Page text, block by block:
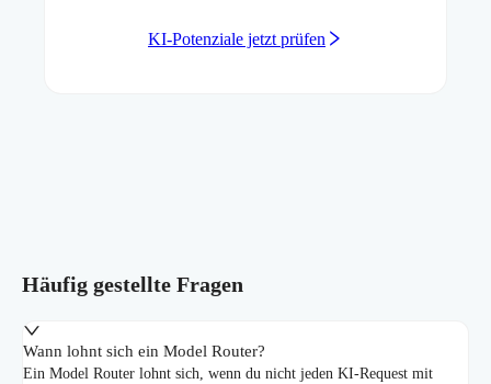
KI-Potenziale jetzt prüfen
Häufig gestellte Fragen
Wann lohnt sich ein Model Router?
Ein Model Router lohnt sich, wenn du nicht jeden KI-Request mit